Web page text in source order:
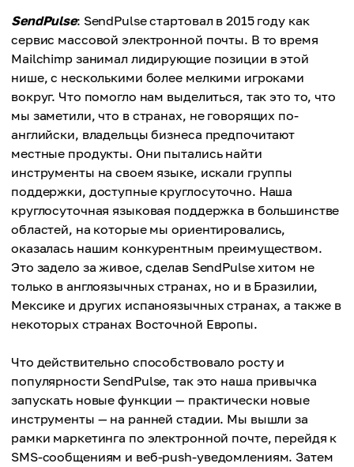
SendPulse: SendPulse стартовал в 2015 году как
сервис массовой электронной почты. В то время
Mailchimp занимал лидирующие позиции в этой
нише, с несколькими более мелкими игроками
вокруг. Что помогло нам выделиться, так это то, что
мы заметили, что в странах, не говорящих по-
английски, владельцы бизнеса предпочитают
местные продукты. Они пытались найти
инструменты на своем языке, искали группы
поддержки, доступные круглосуточно. Наша
круглосуточная языковая поддержка в большинстве
областей, на которые мы ориентировались,
оказалась нашим конкурентным преимуществом.
Это задело за живое, сделав SendPulse хитом не
только в англоязычных странах, но и в Бразилии,
Мексике и других испаноязычных странах, а также в
некоторых странах Восточной Европы.
Что действительно способствовало росту и
популярности SendPulse, так это наша привычка
запускать новые функции — практически новые
инструменты — на ранней стадии. Мы вышли за
рамки маркетинга по электронной почте, перейдя к
SMS-сообщениям и веб-push-уведомлениям. Затем